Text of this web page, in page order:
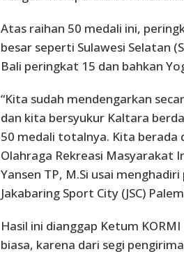
Atas raihan 50 medali ini,
besar seperti Sulawesi Selatan
Bali peringkat 15 dan bahkan
“Kita sudah mendengarkan
dan kita bersyukur Kaltara
50 medali totalnya. Kita berada
Olahraga Rekreasi Masyarakat
Yansen TP, M.Si usai
Jakabaring Sport City (JSC)
Hasil ini dianggap Ketum
biasa, karena dari segi